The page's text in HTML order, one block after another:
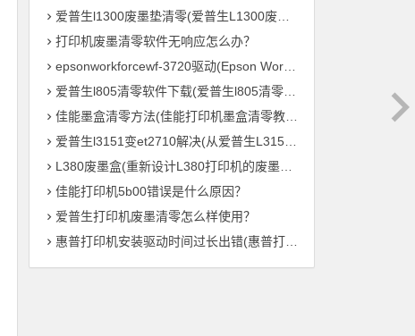
爱普生l1300废墨垫清零(爱普生L1300废墨垫重置，让您的打印机继续高效输出！)
打印机废墨清零软件无响应怎么办？
epsonworkforcewf-3720驱动(Epson WorkForce WF-3720 打印机驱动下载及安装教程)
爱普生l805清零软件下载(爱普生l805清零软件免费下载)
佳能墨盒清零方法(佳能打印机墨盒清零教程，轻松零成本重复利用)
爱普生l3151变et2710解决(从爱普生L3151到ET2710：打印机参数全解析)
L380废墨盒(重新设计L380打印机的废墨处理系统)
佳能打印机5b00错误是什么原因？
爱普生打印机废墨清零怎么样使用？
惠普打印机安装驱动时间过长出错(惠普打印机驱动安装时间异常——解决方法总结)